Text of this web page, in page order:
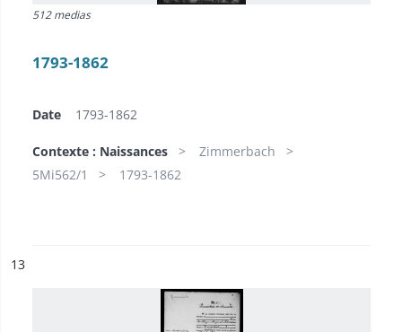
512 medias
1793-1862
Date 1793-1862
Contexte : Naissances
Zimmerbach
5Mi562/1
1793-1862
n°
13